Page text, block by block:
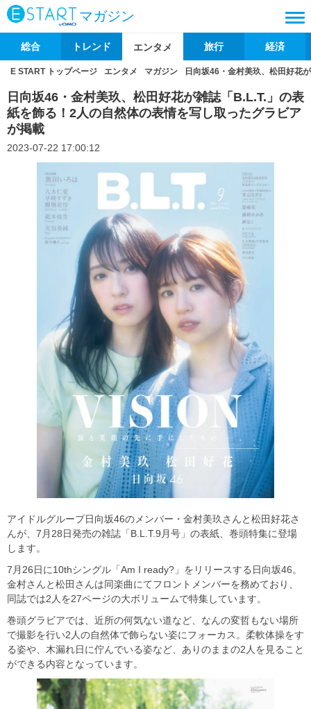
マガジン
総合 トレンド エンタメ 旅行 経済
E START トップページ エンタメ マガジン 日向坂46・金村美玖、松田好花
日向坂46・金村美玖、松田好花が雑誌「B.L.T.」の表
紙を飾る！2人の自然体の表情を写し取ったグラビア
が掲載
2023-07-22 17:00:12
アイドルグループ日向坂46のメンバー・金村美玖さんと松田好花さ
んが、7月28日発売の雑誌「B.L.T.9月号」の表紙、巻頭特集に登場
します。
7月26日に10thシングル「Am I ready?」をリリースする日向坂46。
金村さんと松田さんは同楽曲にてフロントメンバーを務めており、
同誌では2人を27ページの大ボリュームで特集しています。
巻頭グラビアでは、近所の何気ない道など、なんの変哲もない場所
で撮影を行い2人の自然体で飾らない姿にフォーカス。柔軟体操をす
る姿や、木漏れ日に佇んでいる姿など、ありのままの2人を見ること
ができる内容となっています。